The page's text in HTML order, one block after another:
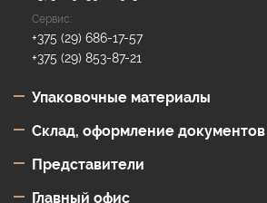
Сервис:
+375 (29) 686-17-57
+375 (29) 853-87-21
Упаковочные материалы
Склад, оформление документов
Представи­тели
Главный офис